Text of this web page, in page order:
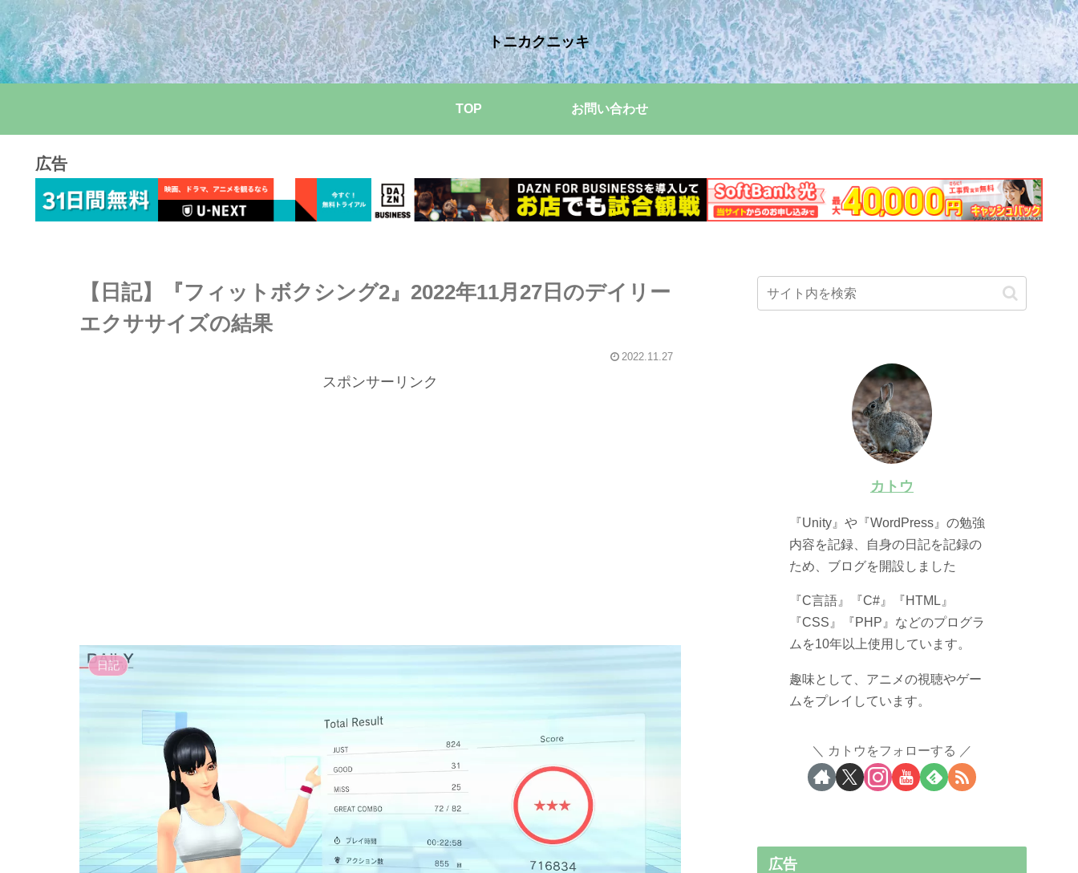
トニカクニッキ
TOP お問い合わせ
広告
【日記】『フィットボクシング2』2022年11月27日のデイリー
エクササイズの結果
2022.11.27
スポンサーリンク
日記
カトウ
『Unity』や『WordPress』の勉強
内容を記録、自身の日記を記録の
ため、ブログを開設しました
『C言語』『C#』『HTML』
『CSS』『PHP』などのプログラ
ムを10年以上使用しています。
趣味として、アニメの視聴やゲー
ムをプレイしています。
カトウをフォローする
広告